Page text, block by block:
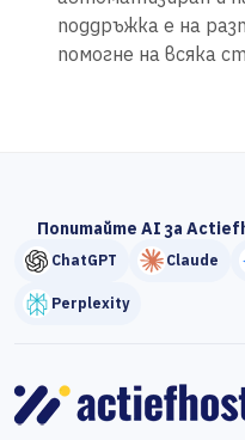
поддръжка е на
помогне на всяка
Попитайте AI за
ChatGPT Claude
Perplexity